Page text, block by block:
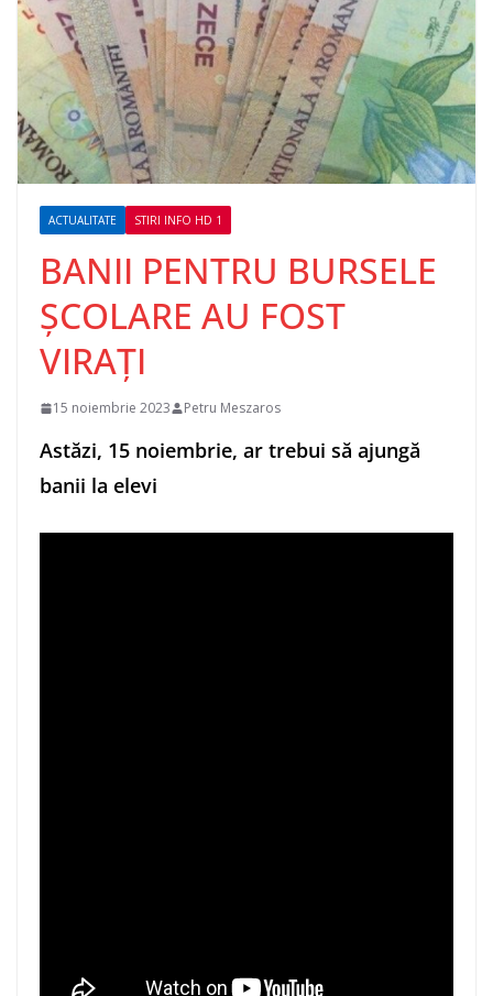
ACTUALITATE STIRI INFO HD 1
BANII PENTRU BURSELE
ȘCOLARE AU FOST
VIRAȚI
15 noiembrie 2023 Petru Meszaros
Astăzi, 15 noiembrie, ar trebui să ajungă
banii la elevi